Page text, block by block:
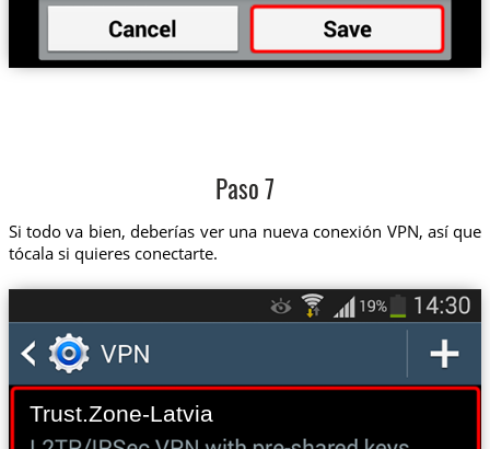
Paso 7
Si todo va bien, deberías ver una nueva conexión VPN, así que
tócala si quieres conectarte.
Trust.Zone-Latvia